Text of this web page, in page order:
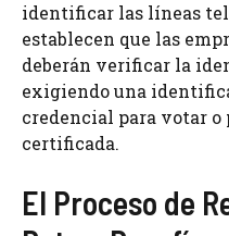
identificar las líneas
establecen que las
deberán verificar la
exigiendo una
credencial para votar o
certificada.
El Proceso de